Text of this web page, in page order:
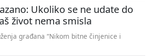
Ukoliko se ne udate do
život nema smisla
građana “Nikom bitne činjenice i